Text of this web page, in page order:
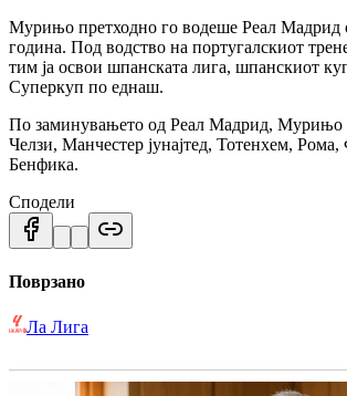
Мурињо претходно го водеше Реал Мадрид
година. Под водство на португалскиот
тим ја освои шпанската лига, шпанскиот
Суперкуп по еднаш.
По заминувањето од Реал Мадрид, Мурињо
Челзи, Манчестер јунајтед, Тотенхем, Рома,
Бенфика.
Сподели
Поврзано
Ла Лига